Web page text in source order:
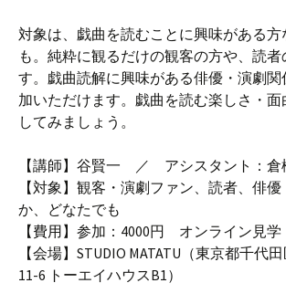
対象は、戯曲を読むことに興味がある
も。純粋に観るだけの観客の方や、読
す。戯曲読解に興味がある俳優・演劇
加いただけます。戯曲を読む楽しさ・
してみましょう。
【講師】谷賢一 ／ アシスタント：倉
【対象】観客・演劇ファン、読者、俳
か、どなたでも
【費用】参加：4000円 オンライン見学
【会場】STUDIO MATATU（東京都千代
11-6 トーエイハウスB1）